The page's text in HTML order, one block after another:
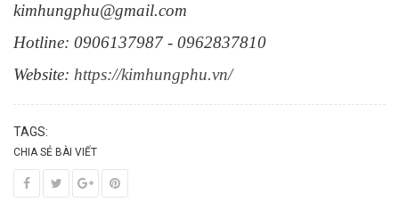
kimhungphu@gmail.com
Hotline: 0906137987 - 0962837810
Website: https://kimhungphu.vn/
TAGS:
CHIA SẺ BÀI VIẾT